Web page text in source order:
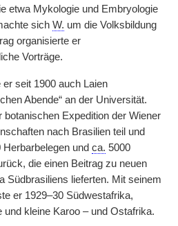
etwa Mykologie und Embryologie
sich W. um die Volksbildung
organisierte er
Vorträge.
er seit 1900 auch Laien
Abende“ an der Universität.
botanischen Expedition der Wiener
nach Brasilien teil und
Herbarbelegen und ca. 5000
die einen Beitrag zu neuen
Südbrasiliens lieferten. Mit seinem
er 1929–30 Südwestafrika,
und kleine Karoo – und Ostafrika.